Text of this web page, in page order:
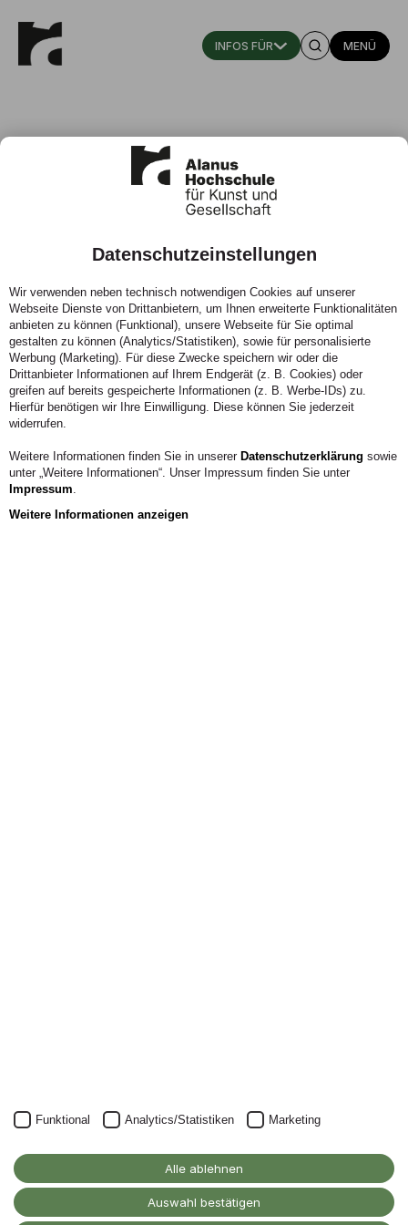
MENÜ
Individuum, Organisation & Institution am Fachbereich
Wirtschaft
Alanus Hochschule
für Kunst und Gesellschaft
D-53347 Alfter
Datenschutzeinstellungen
Wir verwenden neben technisch notwendigen Cookies auf unserer
Webseite Dienste von Drittanbietern, um Ihnen erweiterte Funktionalitäten
anbieten zu können (Funktional), unsere Webseite für Sie optimal
gestalten zu können (Analytics/Statistiken), sowie für personalisierte
Werbung (Marketing). Für diese Zwecke speichern wir oder die
Drittanbieter Informationen auf Ihrem Endgerät (z. B. Cookies) oder
greifen auf bereits gespeicherte Informationen (z. B. Werbe-IDs) zu.
Hierfür benötigen wir Ihre Einwilligung. Diese können Sie jederzeit
widerrufen.
Weitere Informationen finden Sie in unserer Datenschutzerklärung sowie
unter „Weitere Informationen“. Unser Impressum finden Sie unter
Impressum.
Weitere Informationen anzeigen
Funktional Analytics/Statistiken Marketing
Alle ablehnen
Auswahl bestätigen